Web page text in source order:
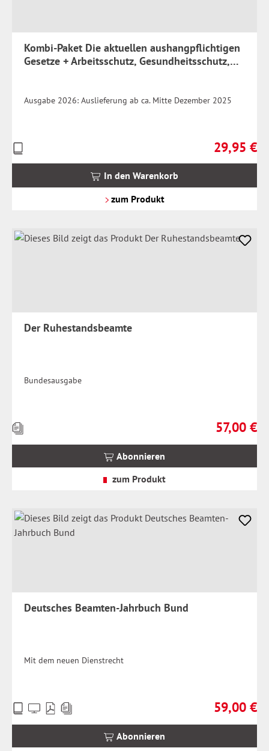
Kombi-Paket Die aktuellen aushangpflichtigen
Gesetze + Arbeitsschutz, Gesundheitsschutz,
Ausgabe 2026: Auslieferung ab ca. Mitte Dezember 2025
Regulärer
29,95 €
Preise
inkl.
In den Warenkorb
zum Produkt
Der Ruhestandsbeamte
Bundesausgabe
Regulärer
57,00 €
Preise
inkl.
Abonnieren
zum Produkt
Deutsches Beamten-Jahrbuch Bund
Mit dem neuen Dienstrecht
Regulärer
59,00 €
Preise
inkl.
Abonnieren